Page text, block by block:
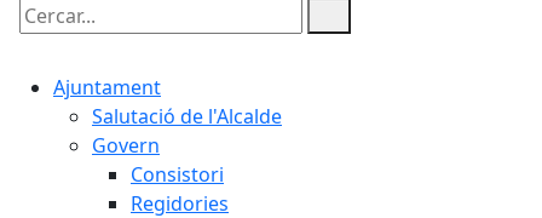
Cercar:
Ajuntament
Salutació de l'Alcalde
Govern
Consistori
Regidories